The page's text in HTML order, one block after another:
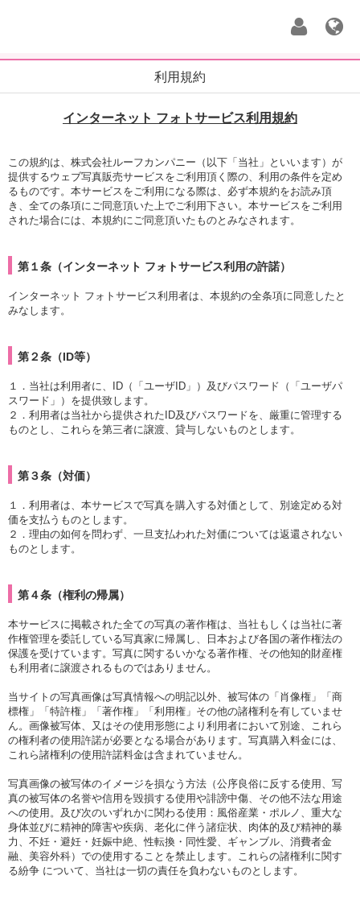
利用規約
インターネット フォトサービス利用規約
この規約は、株式会社ルーフカンパニー（以下「当社」といいます）が
提供するウェブ写真販売サービスをご利用頂く際の、利用の条件を定め
るものです。本サービスをご利用になる際は、必ず本規約をお読み頂
き、全ての条項にご同意頂いた上でご利用下さい。本サービスをご利用
された場合には、本規約にご同意頂いたものとみなされます。
第１条（インターネット フォトサービス利用の許諾）
インターネット フォトサービス利用者は、本規約の全条項に同意したと
みなします。
第２条（ID等）
１．当社は利用者に、ID（「ユーザID」）及びパスワード（「ユーザパ
スワード」）を提供致します。
２．利用者は当社から提供されたID及びパスワードを、厳重に管理する
ものとし、これらを第三者に譲渡、貸与しないものとします。
第３条（対価）
１．利用者は、本サービスで写真を購入する対価として、別途定める対
価を支払うものとします。
２．理由の如何を問わず、一旦支払われた対価については返還されない
ものとします。
第４条（権利の帰属）
本サービスに掲載された全ての写真の著作権は、当社もしくは当社に著
作権管理を委託している写真家に帰属し、日本および各国の著作権法の
保護を受けています。写真に関するいかなる著作権、その他知的財産権
も利用者に譲渡されるものではありません。
当サイトの写真画像は写真情報への明記以外、被写体の「肖像権」「商
標権」「特許権」「著作権」「利用権」その他の諸権利を有していませ
ん。画像被写体、又はその使用形態により利用者において別途、これら
の権利者の使用許諾が必要となる場合があります。写真購入料金には、
これら諸権利の使用許諾料金は含まれていません。
写真画像の被写体のイメージを損なう方法（公序良俗に反する使用、写
真の被写体の名誉や信用を毀損する使用や誹謗中傷、その他不法な用途
への使用。及び次のいずれかに関わる使用：風俗産業・ポルノ、重大な
身体並びに精神的障害や疾病、老化に伴う諸症状、肉体的及び精神的暴
力、不妊・避妊・妊娠中絶、性転換・同性愛、ギャンブル、消費者金
融、美容外科）での使用することを禁止します。これらの諸権利に関す
る紛争 について、当社は一切の責任を負わないものとします。